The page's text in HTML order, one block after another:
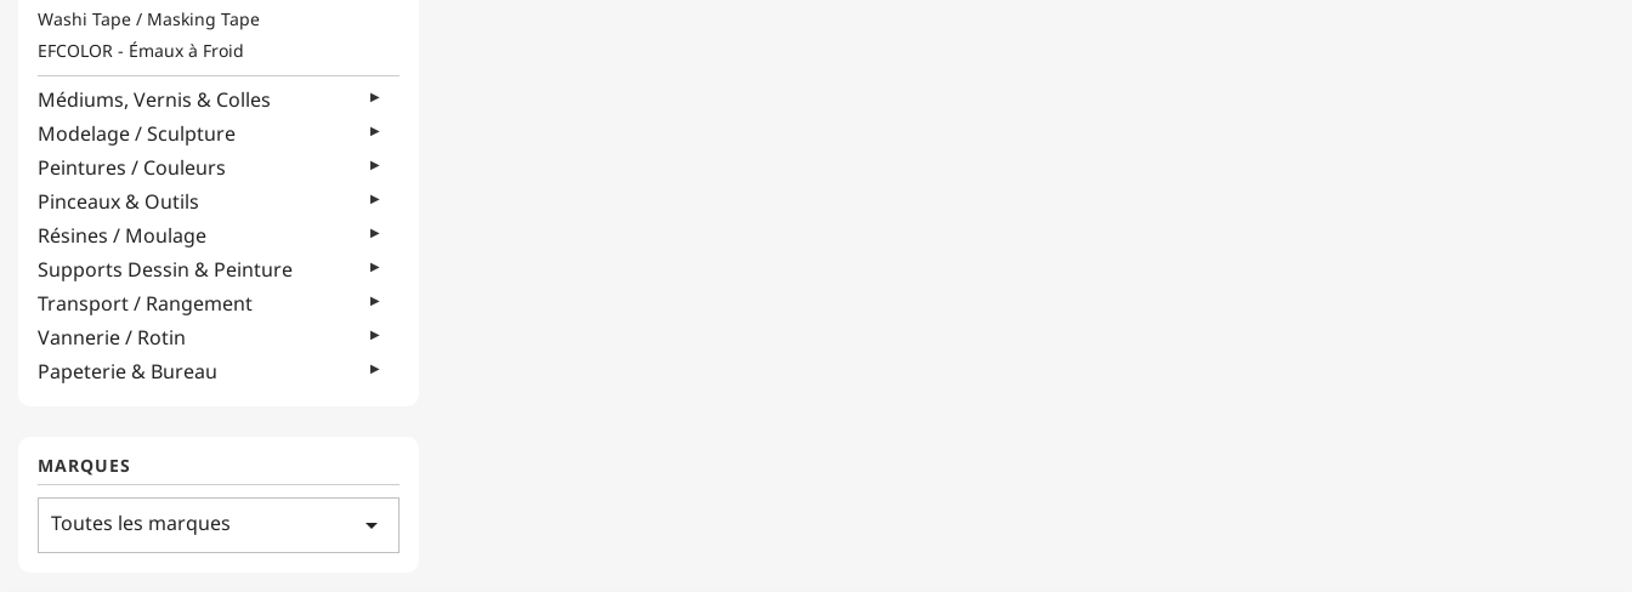
Washi Tape / Masking Tape
EFCOLOR - Émaux à Froid
Médiums, Vernis & Colles
Modelage / Sculpture
Peintures / Couleurs
Pinceaux & Outils
Résines / Moulage
Supports Dessin & Peinture
Transport / Rangement
Vannerie / Rotin
Papeterie & Bureau
MARQUES
Toutes les marques arrow_drop_down